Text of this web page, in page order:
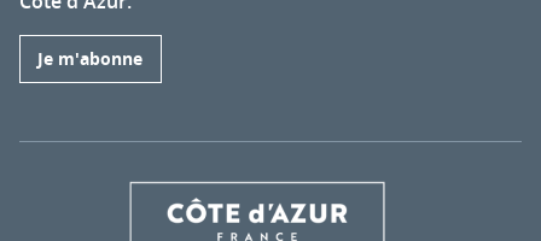
Je m'abonne